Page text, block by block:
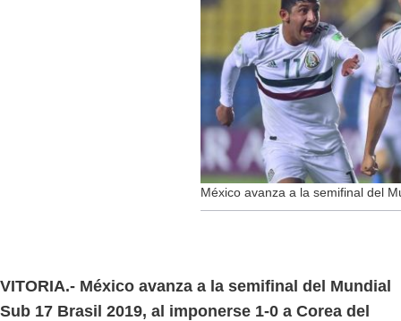
México avanza a la semifinal del
VITORIA.- México avanza a la semifinal del Mundial
Sub 17 Brasil 2019, al imponerse 1-0 a Corea del